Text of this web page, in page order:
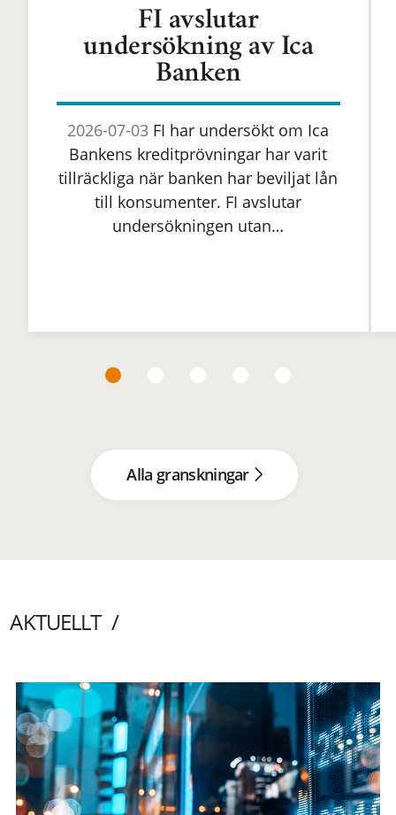
FI avslutar
undersökning av Ica
Banken
2026-07-03 FI har undersökt om Ica
Bankens kreditprövningar har varit
tillräckliga när banken har beviljat lån
till konsumenter. FI avslutar
undersökningen utan…
Alla granskningar
AKTUELLT